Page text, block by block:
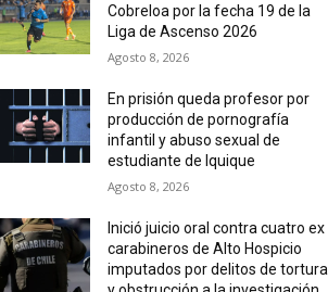
Cobreloa por la fecha 19 de la
Liga de Ascenso 2026
Agosto 8, 2026
En prisión queda profesor por
producción de pornografía
infantil y abuso sexual de
estudiante de Iquique
Agosto 8, 2026
Inició juicio oral contra cuatro ex
carabineros de Alto Hospicio
imputados por delitos de tortura